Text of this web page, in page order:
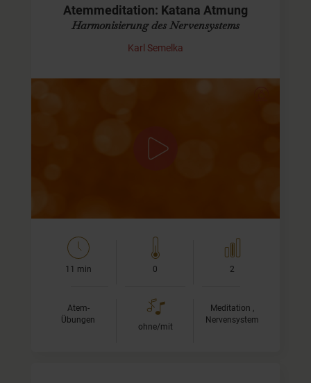
Atemmeditation: Katana Atmung
Harmonisierung des Nervensystems
Karl Semelka
Mit dieser Übung können wir Überatmung und
Atemmangel ausgleichen und dadurch wird unser
11 min 0 2
Atem-
Übungen
ohne/mit
Meditation ,
Nervensystem